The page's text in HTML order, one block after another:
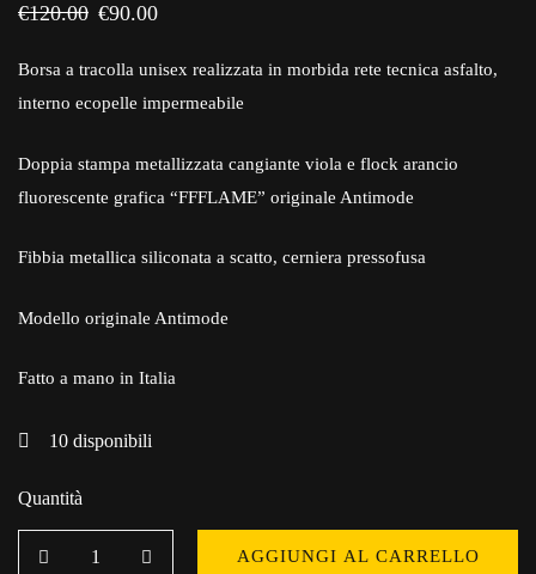
€120.00 €90.00
Borsa a tracolla unisex realizzata in morbida rete tecnica asfalto,
interno ecopelle impermeabile
Doppia stampa metallizzata cangiante viola e flock arancio
fluorescente grafica “FFFLAME” originale Antimode
Fibbia metallica siliconata a scatto, cerniera pressofusa
Modello originale Antimode
Fatto a mano in Italia
10 disponibili
Quantità
AGGIUNGI AL CARRELLO